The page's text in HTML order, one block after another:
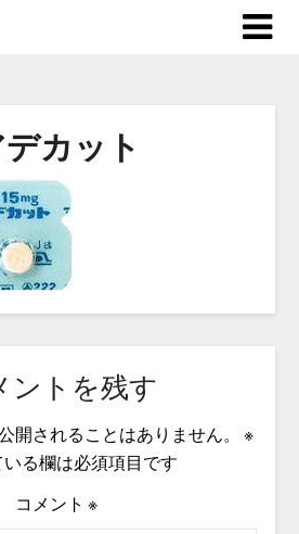
デカット
ントを残す
開されることはありません。
※
いる欄は必須項目です
コメント ※